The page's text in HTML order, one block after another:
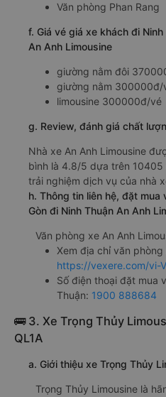
Văn phòng Phan Rang
f. Giá vé giá xe khách đi
An Anh Limousine
giường nằm đôi
giường nằm 300000đ/
limousine 300000đ/vé
g. Review, đánh giá chất
Nhà xe An Anh Limousine
bình là 4.8/5 dựa trên
trải nghiệm dịch vụ của nhà
h. Thông tin liên hệ, đặt
Gòn đi Ninh Thuận An Anh
Văn phòng xe An Anh
Xem địa chỉ văn phòng
https://vexere.com/vi-
Số điện thoại đặt mua
Thuận: 1900 888684
🚌 3. Xe Trọng Thủy
QL1A
a. Giới thiệu xe Trọng Thủy
Trọng Thủy Limousine là